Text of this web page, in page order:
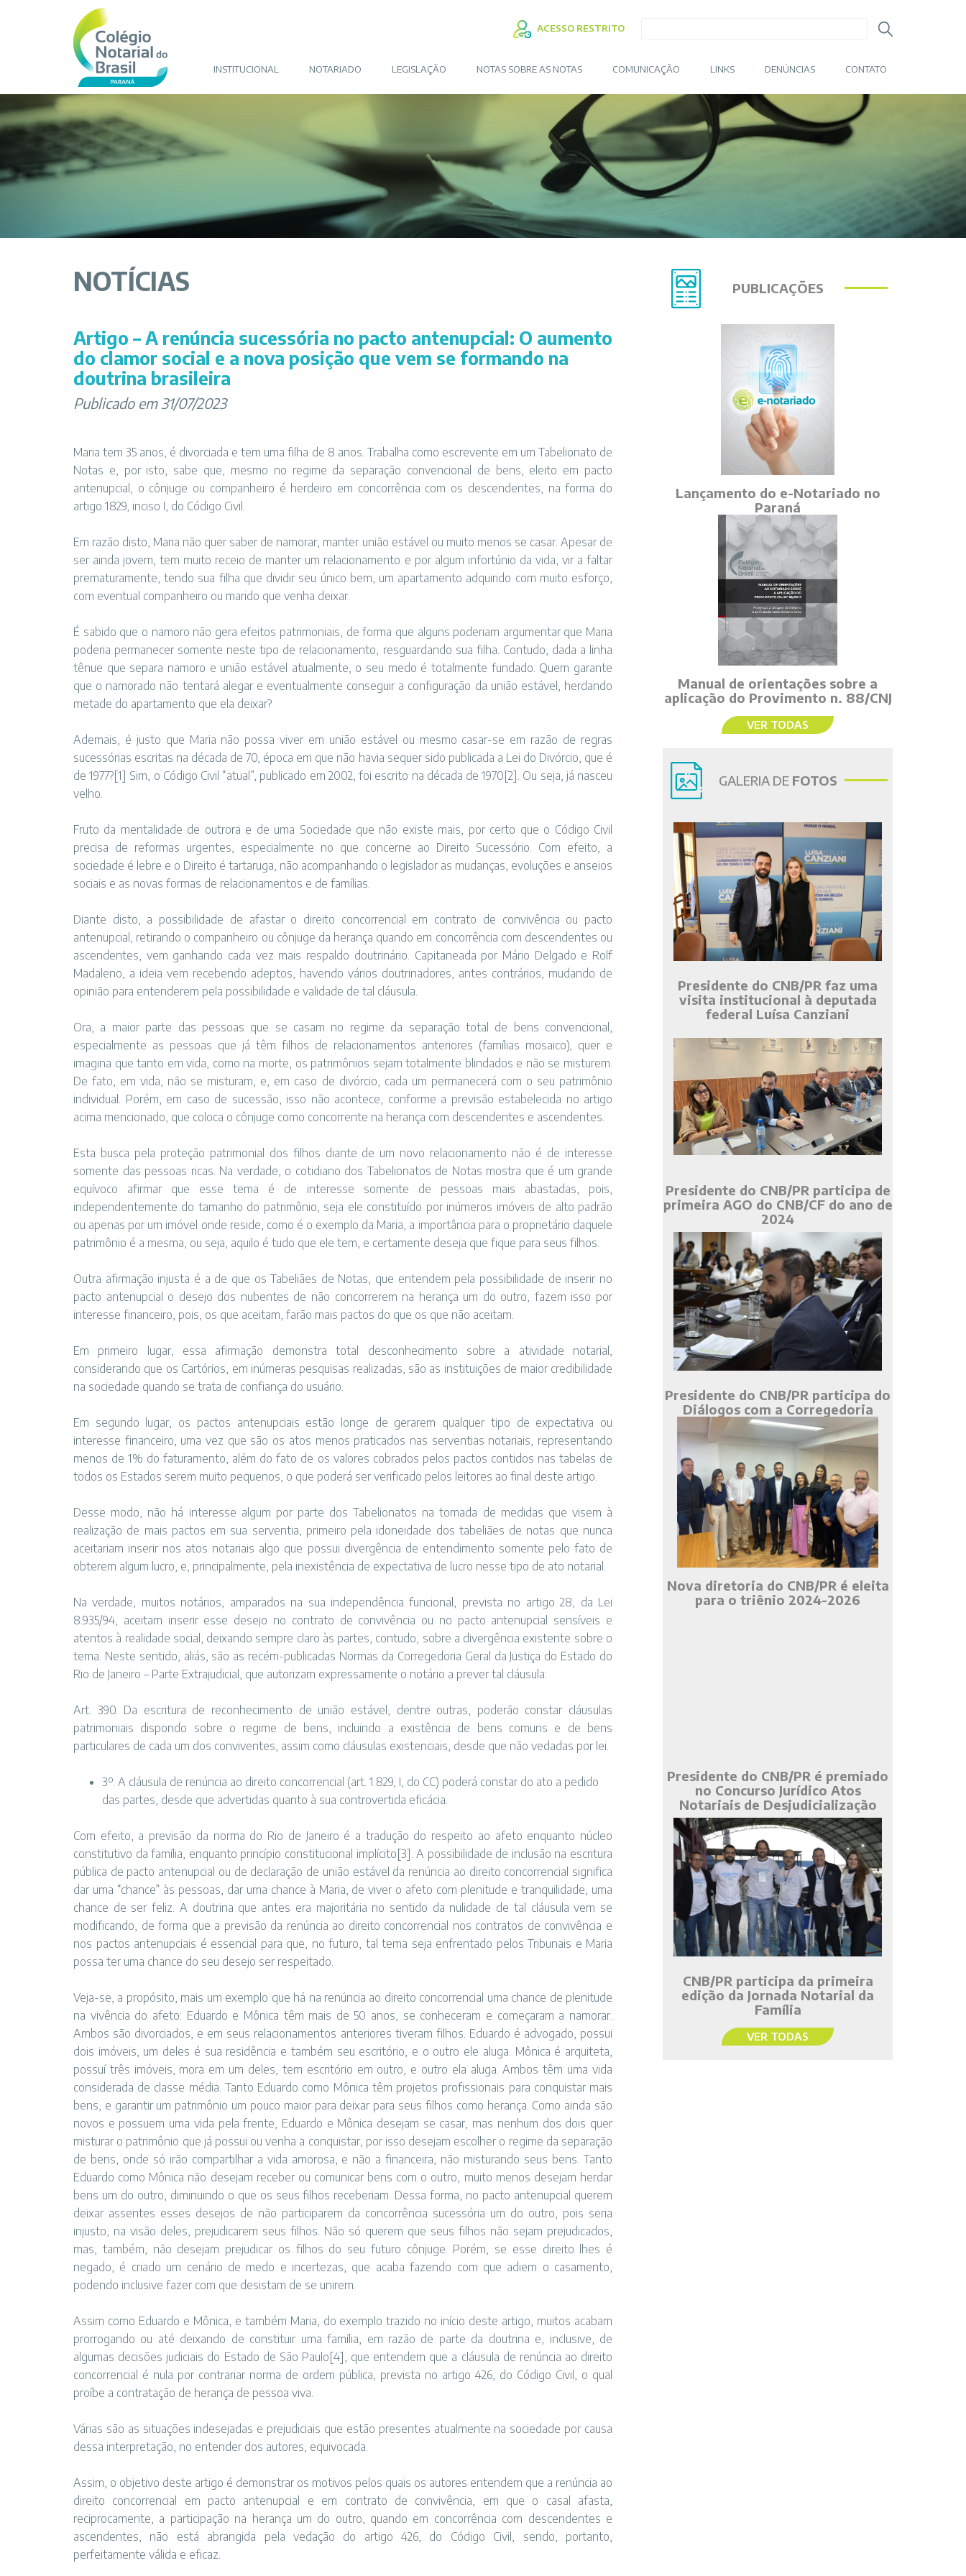
ACESSO RESTRITO
INSTITUCIONAL NOTARIADO LEGISLAÇÃO NOTAS SOBRE AS NOTAS COMUNICAÇÃO LINKS DENÚNCIAS CONTATO
NOTÍCIAS
Artigo – A renúncia sucessória no pacto antenupcial: O aumento
do clamor social e a nova posição que vem se formando na
doutrina brasileira
Publicado em 31/07/2023
Maria tem 35 anos, é divorciada e tem uma filha de 8 anos. Trabalha como escrevente em um Tabelionato de
Notas e, por isto, sabe que, mesmo no regime da separação convencional de bens, eleito em pacto
antenupcial, o cônjuge ou companheiro é herdeiro em concorrência com os descendentes, na forma do
artigo 1829, inciso I, do Código Civil.
Em razão disto, Maria não quer saber de namorar, manter união estável ou muito menos se casar. Apesar de
ser ainda jovem, tem muito receio de manter um relacionamento e por algum infortúnio da vida, vir a faltar
prematuramente, tendo sua filha que dividir seu único bem, um apartamento adquirido com muito esforço,
com eventual companheiro ou marido que venha deixar.
É sabido que o namoro não gera efeitos patrimoniais, de forma que alguns poderiam argumentar que Maria
poderia permanecer somente neste tipo de relacionamento, resguardando sua filha. Contudo, dada a linha
tênue que separa namoro e união estável atualmente, o seu medo é totalmente fundado. Quem garante
que o namorado não tentará alegar e eventualmente conseguir a configuração da união estável, herdando
metade do apartamento que ela deixar?
Ademais, é justo que Maria não possa viver em união estável ou mesmo casar-se em razão de regras
sucessórias escritas na década de 70, época em que não havia sequer sido publicada a Lei do Divórcio, que é
de 1977?[1] Sim, o Código Civil “atual”, publicado em 2002, foi escrito na década de 1970[2]. Ou seja, já nasceu
velho.
Fruto da mentalidade de outrora e de uma Sociedade que não existe mais, por certo que o Código Civil
precisa de reformas urgentes, especialmente no que concerne ao Direito Sucessório. Com efeito, a
sociedade é lebre e o Direito é tartaruga, não acompanhando o legislador as mudanças, evoluções e anseios
sociais e as novas formas de relacionamentos e de famílias.
Diante disto, a possibilidade de afastar o direito concorrencial em contrato de convivência ou pacto
antenupcial, retirando o companheiro ou cônjuge da herança quando em concorrência com descendentes ou
ascendentes, vem ganhando cada vez mais respaldo doutrinário. Capitaneada por Mário Delgado e Rolf
Madaleno, a ideia vem recebendo adeptos, havendo vários doutrinadores, antes contrários, mudando de
opinião para entenderem pela possibilidade e validade de tal cláusula.
Ora, a maior parte das pessoas que se casam no regime da separação total de bens convencional,
especialmente as pessoas que já têm filhos de relacionamentos anteriores (famílias mosaico), quer e
imagina que tanto em vida, como na morte, os patrimônios sejam totalmente blindados e não se misturem.
De fato, em vida, não se misturam, e, em caso de divórcio, cada um permanecerá com o seu patrimônio
individual. Porém, em caso de sucessão, isso não acontece, conforme a previsão estabelecida no artigo
acima mencionado, que coloca o cônjuge como concorrente na herança com descendentes e ascendentes.
Esta busca pela proteção patrimonial dos filhos diante de um novo relacionamento não é de interesse
somente das pessoas ricas. Na verdade, o cotidiano dos Tabelionatos de Notas mostra que é um grande
equívoco afirmar que esse tema é de interesse somente de pessoas mais abastadas, pois,
independentemente do tamanho do patrimônio, seja ele constituído por inúmeros imóveis de alto padrão
ou apenas por um imóvel onde reside, como é o exemplo da Maria, a importância para o proprietário daquele
patrimônio é a mesma, ou seja, aquilo é tudo que ele tem, e certamente deseja que fique para seus filhos.
Outra afirmação injusta é a de que os Tabeliães de Notas, que entendem pela possibilidade de inserir no
pacto antenupcial o desejo dos nubentes de não concorrerem na herança um do outro, fazem isso por
interesse financeiro, pois, os que aceitam, farão mais pactos do que os que não aceitam.
Em primeiro lugar, essa afirmação demonstra total desconhecimento sobre a atividade notarial,
considerando que os Cartórios, em inúmeras pesquisas realizadas, são as instituições de maior credibilidade
na sociedade quando se trata de confiança do usuário.
Em segundo lugar, os pactos antenupciais estão longe de gerarem qualquer tipo de expectativa ou
interesse financeiro, uma vez que são os atos menos praticados nas serventias notariais, representando
menos de 1% do faturamento, além do fato de os valores cobrados pelos pactos contidos nas tabelas de
todos os Estados serem muito pequenos, o que poderá ser verificado pelos leitores ao final deste artigo.
Desse modo, não há interesse algum por parte dos Tabelionatos na tomada de medidas que visem à
realização de mais pactos em sua serventia, primeiro pela idoneidade dos tabeliães de notas que nunca
aceitariam inserir nos atos notariais algo que possui divergência de entendimento somente pelo fato de
obterem algum lucro, e, principalmente, pela inexistência de expectativa de lucro nesse tipo de ato notarial.
Na verdade, muitos notários, amparados na sua independência funcional, prevista no artigo 28, da Lei
8.935/94, aceitam inserir esse desejo no contrato de convivência ou no pacto antenupcial sensíveis e
atentos à realidade social, deixando sempre claro às partes, contudo, sobre a divergência existente sobre o
tema. Neste sentido, aliás, são as recém-publicadas Normas da Corregedoria Geral da Justiça do Estado do
Rio de Janeiro – Parte Extrajudicial, que autorizam expressamente o notário a prever tal cláusula:
Art. 390. Da escritura de reconhecimento de união estável, dentre outras, poderão constar cláusulas
patrimoniais dispondo sobre o regime de bens, incluindo a existência de bens comuns e de bens
particulares de cada um dos conviventes, assim como cláusulas existenciais, desde que não vedadas por lei.
3º. A cláusula de renúncia ao direito concorrencial (art. 1.829, I, do CC) poderá constar do ato a pedido
das partes, desde que advertidas quanto à sua controvertida eficácia.
Com efeito, a previsão da norma do Rio de Janeiro é a tradução do respeito ao afeto enquanto núcleo
constitutivo da família, enquanto princípio constitucional implícito[3]. A possibilidade de inclusão na escritura
pública de pacto antenupcial ou de declaração de união estável da renúncia ao direito concorrencial significa
dar uma “chance” às pessoas, dar uma chance à Maria, de viver o afeto com plenitude e tranquilidade, uma
chance de ser feliz. A doutrina que antes era majoritária no sentido da nulidade de tal cláusula vem se
modificando, de forma que a previsão da renúncia ao direito concorrencial nos contratos de convivência e
nos pactos antenupciais é essencial para que, no futuro, tal tema seja enfrentado pelos Tribunais e Maria
possa ter uma chance do seu desejo ser respeitado.
Veja-se, a propósito, mais um exemplo que há na renúncia ao direito concorrencial uma chance de plenitude
na vivência do afeto: Eduardo e Mônica têm mais de 50 anos, se conheceram e começaram a namorar.
Ambos são divorciados, e em seus relacionamentos anteriores tiveram filhos. Eduardo é advogado, possui
dois imóveis, um deles é sua residência e também seu escritório, e o outro ele aluga. Mônica é arquiteta,
possuí três imóveis, mora em um deles, tem escritório em outro, e outro ela aluga. Ambos têm uma vida
considerada de classe média. Tanto Eduardo como Mônica têm projetos profissionais para conquistar mais
bens, e garantir um patrimônio um pouco maior para deixar para seus filhos como herança. Como ainda são
novos e possuem uma vida pela frente, Eduardo e Mônica desejam se casar, mas nenhum dos dois quer
misturar o patrimônio que já possui ou venha a conquistar, por isso desejam escolher o regime da separação
de bens, onde só irão compartilhar a vida amorosa, e não a financeira, não misturando seus bens. Tanto
Eduardo como Mônica não desejam receber ou comunicar bens com o outro, muito menos desejam herdar
bens um do outro, diminuindo o que os seus filhos receberiam. Dessa forma, no pacto antenupcial querem
deixar assentes esses desejos de não participarem da concorrência sucessória um do outro, pois seria
injusto, na visão deles, prejudicarem seus filhos. Não só querem que seus filhos não sejam prejudicados,
mas, também, não desejam prejudicar os filhos do seu futuro cônjuge. Porém, se esse direito lhes é
negado, é criado um cenário de medo e incertezas, que acaba fazendo com que adiem o casamento,
podendo inclusive fazer com que desistam de se unirem.
Assim como Eduardo e Mônica, e também Maria, do exemplo trazido no início deste artigo, muitos acabam
prorrogando ou até deixando de constituir uma família, em razão de parte da doutrina e, inclusive, de
algumas decisões judiciais do Estado de São Paulo[4], que entendem que a cláusula de renúncia ao direito
concorrencial é nula por contrariar norma de ordem pública, prevista no artigo 426, do Código Civil, o qual
proíbe a contratação de herança de pessoa viva.
Várias são as situações indesejadas e prejudiciais que estão presentes atualmente na sociedade por causa
dessa interpretação, no entender dos autores, equivocada.
Assim, o objetivo deste artigo é demonstrar os motivos pelos quais os autores entendem que a renúncia ao
direito concorrencial em pacto antenupcial e em contrato de convivência, em que o casal afasta,
reciprocamente, a participação na herança um do outro, quando em concorrência com descendentes e
ascendentes, não está abrangida pela vedação do artigo 426, do Código Civil, sendo, portanto,
perfeitamente válida e eficaz.
PUBLICAÇÕES
Lançamento do e-Notariado no
Paraná
Manual de orientações sobre a
aplicação do Provimento n. 88/CNJ
VER TODAS
GALERIA DE FOTOS
Presidente do CNB/PR faz uma
visita institucional à deputada
federal Luísa Canziani
Presidente do CNB/PR participa de
primeira AGO do CNB/CF do ano de
2024
Presidente do CNB/PR participa do
Diálogos com a Corregedoria
Nova diretoria do CNB/PR é eleita
para o triênio 2024-2026
Presidente do CNB/PR é premiado
no Concurso Jurídico Atos
Notariais de Desjudicialização
CNB/PR participa da primeira
edição da Jornada Notarial da
Família
VER TODAS